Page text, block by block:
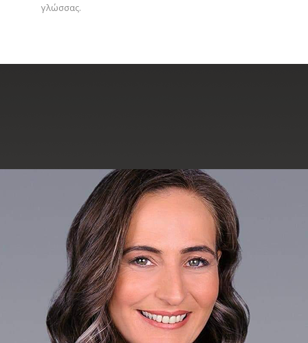
γλώσσας.